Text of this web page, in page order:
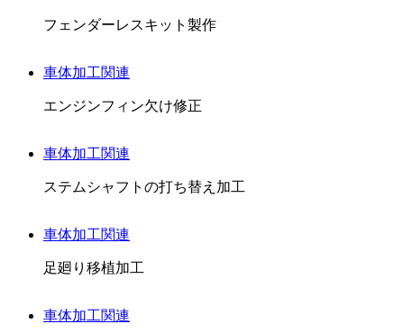
フェンダーレスキット製作
車体加工関連
エンジンフィン欠け修正
車体加工関連
ステムシャフトの打ち替え加工
車体加工関連
足廻り移植加工
車体加工関連